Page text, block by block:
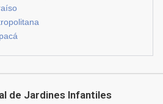
de Jardines Infantiles